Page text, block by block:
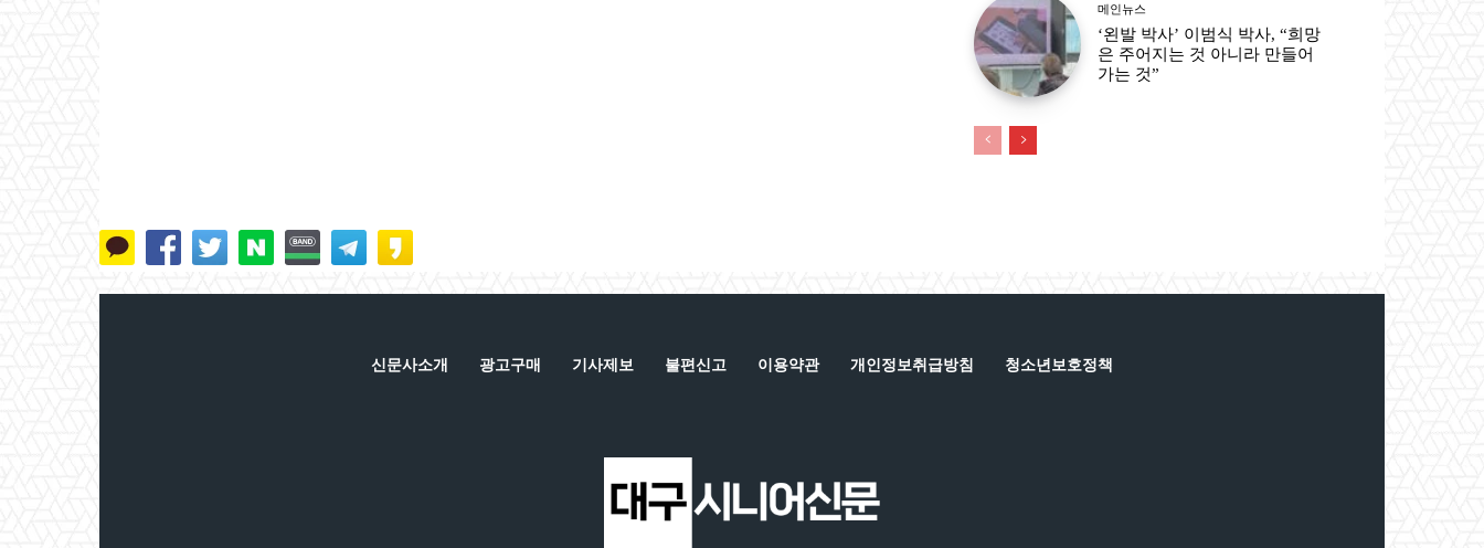
메인뉴스
‘왼발 박사’ 이범식 박사, “희망
은 주어지는 것 아니라 만들어
가는 것”
신문사소개 광고구매 기사제보 불편신고 이용약관 개인정보취급방침 청소년보호정책